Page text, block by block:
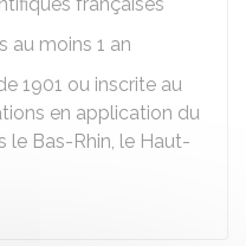
au moins 1 an
1901 ou inscrite au
en application du
le Bas-Rhin, le Haut-